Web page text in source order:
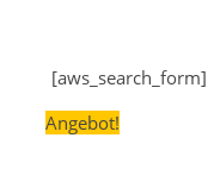
[aws_search_form]
Angebot!